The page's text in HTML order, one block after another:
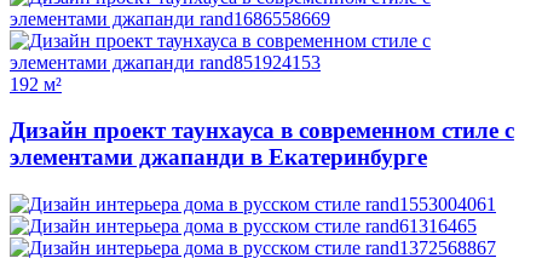
192 м²
Дизайн проект таунхауса в современном стиле с
элементами джапанди в Екатеринбурге